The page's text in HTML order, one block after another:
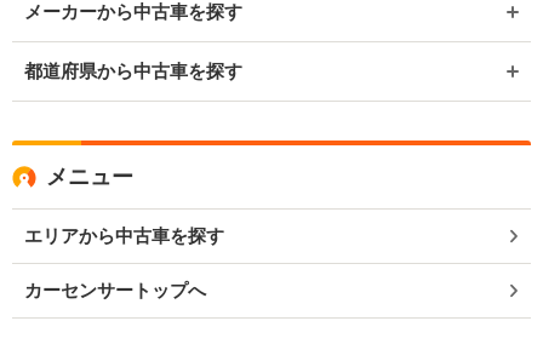
メーカーから中古車を探す
都道府県から中古車を探す
メニュー
エリアから中古車を探す
カーセンサートップへ